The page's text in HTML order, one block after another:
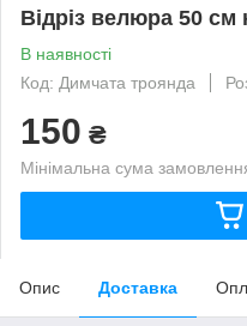
Відріз велюра 50 см
В наявності
Код: Димчата троянда
150 ₴
Мінімальна сума
Опис Доставка